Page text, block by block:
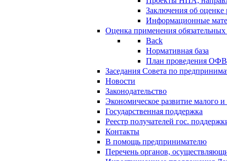
Заключения об
Информационные
Оценка применения
Back
Нормативная база
План проведения
Заседания Совета по
Новости
Законодательство
Экономическое развитие малого и
Государственная поддержка
Реестр получателей гос.
Контакты
В помощь предпринимателю
Перечень органов,